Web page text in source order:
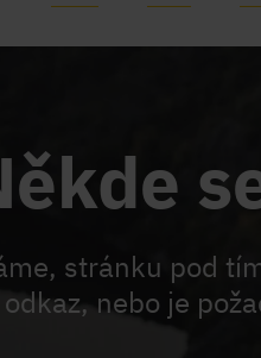
stránku pod
nebo je